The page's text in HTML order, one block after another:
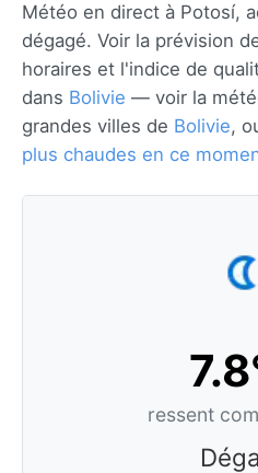
Météo en direct à Potosí,
dégagé. Voir la prévision
horaires et l'indice de
dans Bolivie — voir la
grandes villes de Bolivie,
plus chaudes en ce
ressent